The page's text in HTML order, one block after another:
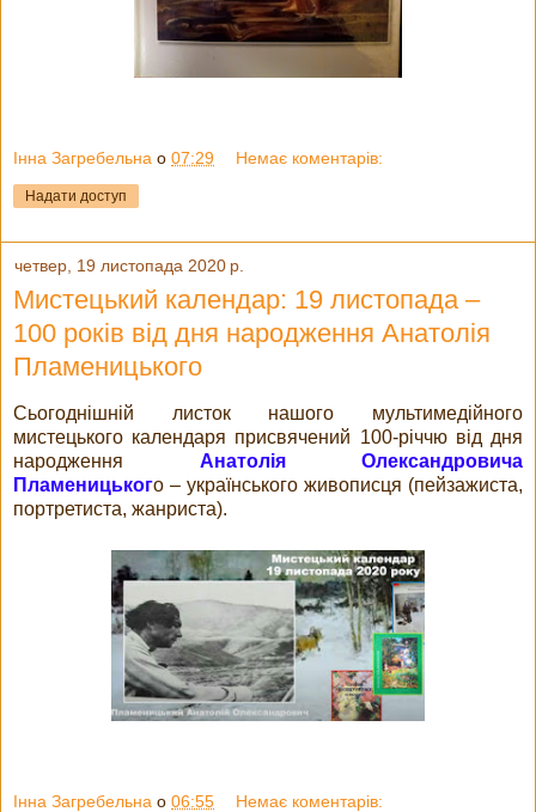
Інна Загребельна о 07:29 Немає коментарів:
Надати доступ
четвер, 19 листопада 2020 р.
Мистецький календар: 19 листопада –
100 років від дня народження Анатолія
Пламеницького
Сьогоднішній листок нашого мультимедійного
мистецького календаря присвячений 100-річчю від дня
народження Анатолія Олександровича
Пламеницького – українського живописця (пейзажиста,
портретиста, жанриста).
Інна Загребельна о 06:55 Немає коментарів: